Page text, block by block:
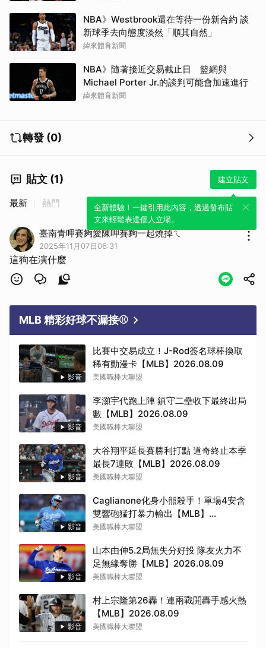
NBA》Westbrook還在等待一份新合約 談
新球季去向態度淡然「順其自然」
緯來體育新聞
NBA》隨著接近交易截止日 籃網與
Michael Porter Jr.的談判可能會加速進行
緯來體育新聞
轉發 (0)
貼文 (1) 建立貼文
全新體驗！一鍵引用此內容，透過發布貼
文來輕鬆表達個人立場。
最新 熱門
臺南青呷賽夠愛陳呷賽夠一起燒掉ㄟ
2025年11月07日06:31
這狗在演什麼
MLB 精彩好球不漏接⚾
影音
比賽中交易成立！J-Rod簽名球棒換取
稀有動漫卡【MLB】2026.08.09
美國職棒大聯盟
影音
李灝宇代跑上陣 鎮守二壘收下最終出局
數【MLB】2026.08.09
美國職棒大聯盟
影音
大谷翔平延長賽勝利打點 道奇終止本季
最長7連敗【MLB】2026.08.09
美國職棒大聯盟
影音
Caglianone化身小熊殺手！單場4安含
雙響砲猛打暴力輸出【MLB】
2026.08.09
美國職棒大聯盟
影音
山本由伸5.2局無失分好投 隊友火力不
足無緣奪勝【MLB】2026.08.09
美國職棒大聯盟
影音
村上宗隆第26轟！連兩戰開轟手感火熱
【MLB】2026.08.09
美國職棒大聯盟